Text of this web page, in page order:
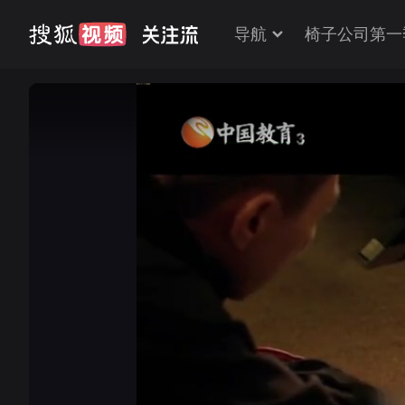
导航 椅子公司第